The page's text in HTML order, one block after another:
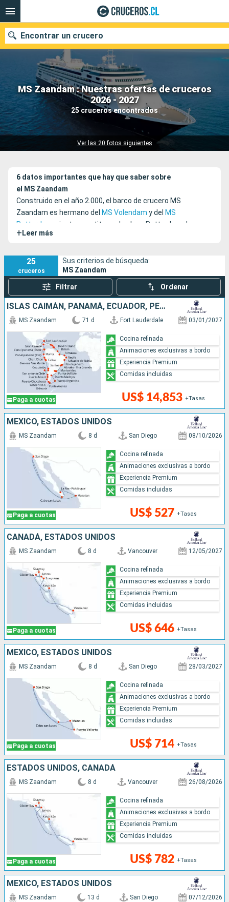
MS Zaandam : Nuestras ofertas de cruceros
2026 - 2027
25 cruceros encontrados
Ver las 20 fotos siguientes
Encontrar un crucero
Nuestros destinos
Fecha de salida
Compañías
6 datos importantes que hay que saber sobre
el MS Zaandam
Construido en el año 2.000, el barco de crucero MS
Zaandam es hermano del MS Volendam y del MS
Rotterdam
y junto constituyen la clase Rotterdam de
lanaviera Holland America Line
+ Leer más
25
cruceros
Sus criterios de búsqueda:
MS Zaandam
Filtrar Ordenar
ISLAS CAIMÁN, PANAMÁ, ECUADOR, PERÚ, CHILE, ARGENTINA, ISLAS MALVINAS, URUGUAY, BRASIL, FRANCIA, BARBADOS, SANTA LUCIA, ANTIGUA Y BARBUDA, PUERTO RICO, ESTADOS UNIDOS
Paga a cuotas
MS Zaandam 71 d Fort Lauderdale 03/01/2027
US$ 14,853 +Tasas
Cocina refinada
Animaciones exclusivas a bordo
Experiencia Premium
Comidas incluidas
MÉXICO, ESTADOS UNIDOS
Paga a cuotas
MS Zaandam 8 d San Diego 08/10/2026
US$ 527 +Tasas
Cocina refinada
Animaciones exclusivas a bordo
Experiencia Premium
Comidas incluidas
CANADÁ, ESTADOS UNIDOS
Paga a cuotas
MS Zaandam 8 d Vancouver 12/05/2027
US$ 646 +Tasas
Cocina refinada
Animaciones exclusivas a bordo
Experiencia Premium
Comidas incluidas
MÉXICO, ESTADOS UNIDOS
Paga a cuotas
MS Zaandam 8 d San Diego 28/03/2027
US$ 714 +Tasas
Cocina refinada
Animaciones exclusivas a bordo
Experiencia Premium
Comidas incluidas
ESTADOS UNIDOS, CANADÁ
Paga a cuotas
MS Zaandam 8 d Vancouver 26/08/2026
US$ 782 +Tasas
Cocina refinada
Animaciones exclusivas a bordo
Experiencia Premium
Comidas incluidas
MÉXICO, ESTADOS UNIDOS
MS Zaandam 13 d San Diego 07/12/2026